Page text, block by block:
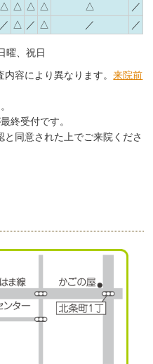
△ △ △ △ △
／
／ △ ／ △ ／ ／
曜、祝日
容により異なります。来院前
終受付です。
同意された上でご来院くださ